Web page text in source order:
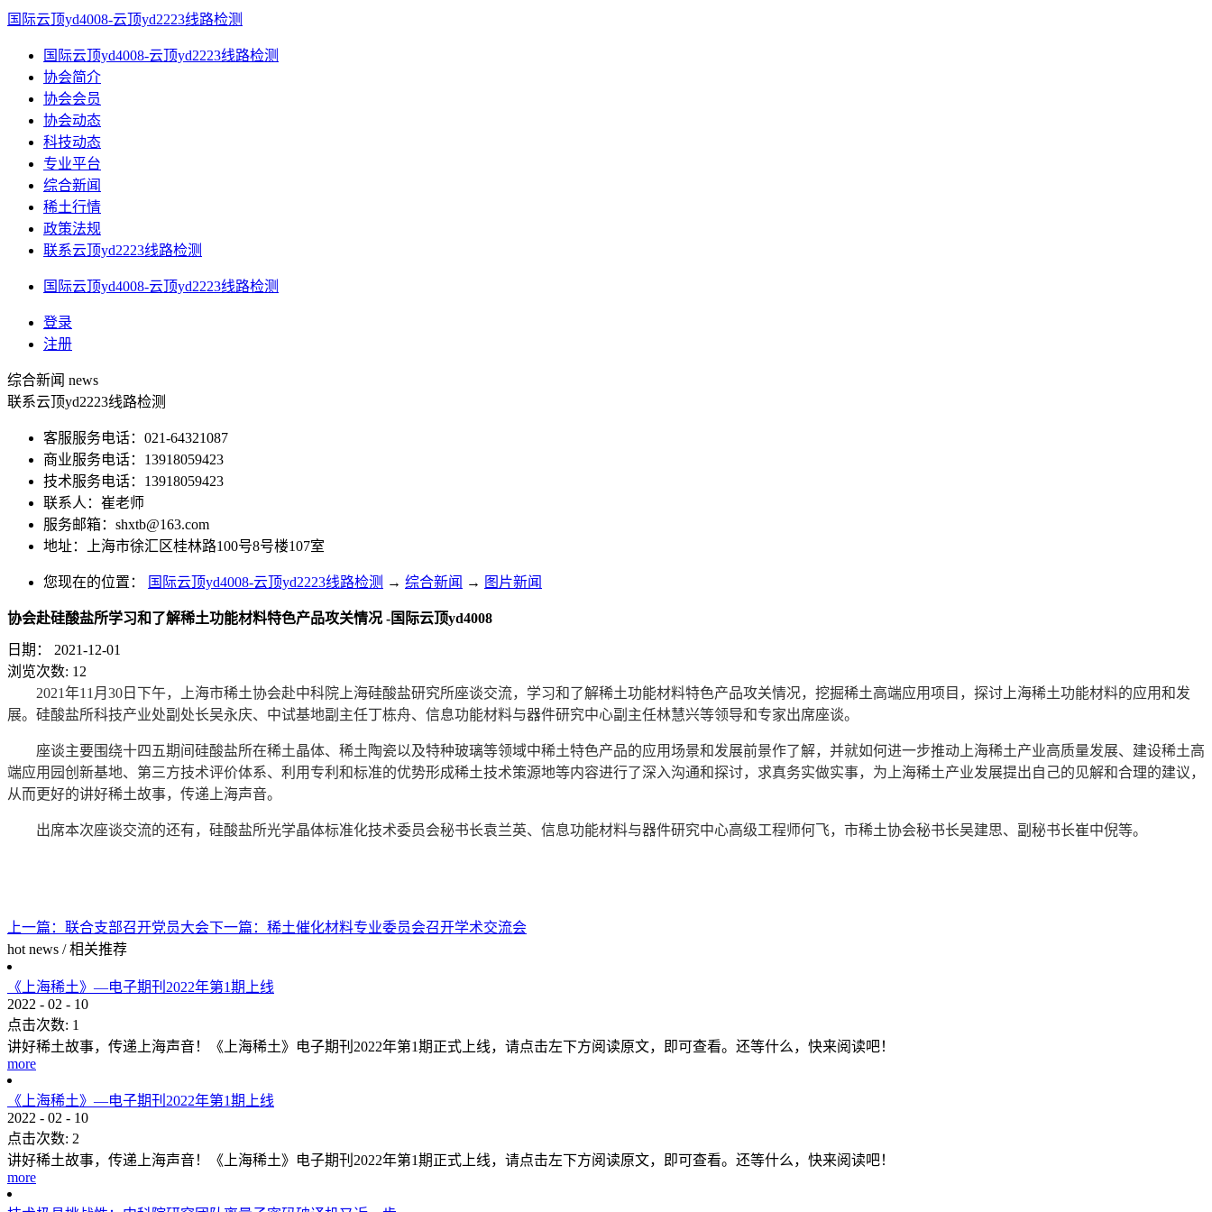
国际云顶yd4008-云顶yd2223线路检测
国际云顶yd4008-云顶yd2223线路检测
协会简介
协会会员
协会动态
科技动态
专业平台
综合新闻
稀土行情
政策法规
联系云顶yd2223线路检测
国际云顶yd4008-云顶yd2223线路检测
登录
注册
综合新闻 news
联系云顶yd2223线路检测
客服服务电话：021-64321087
商业服务电话：13918059423
技术服务电话：13918059423
联系人：崔老师
服务邮箱： shxtb@163.com
地址：上海市徐汇区桂林路100号8号楼107室
您现在的位置： 国际云顶yd4008-云顶yd2223线路检测 → 综合新闻 → 图片新闻
协会赴硅酸盐所学习和了解稀土功能材料特色产品攻关情况 -国际云顶yd4008
日期：
2021-12-01
浏览次数: 12
2021年11月30日下午，上海市稀土协会赴中科院上海硅酸盐研究所座谈交流，学习和了解稀土功能材料特色产品攻关情况，挖掘稀土高端应用项目，探讨上海稀土功能材料的应用和发
展。硅酸盐所科技产业处副处长吴永庆、中试基地副主任丁栋舟、信息功能材料与器件研究中心副主任林慧兴等领导和专家出席座谈。
座谈主要围绕十四五期间硅酸盐所在稀土晶体、稀土陶瓷以及特种玻璃等领域中稀土特色产品的应用场景和发展前景作了解，并就如何进一步推动上海稀土产业高质量发展、建设稀土高
端应用园创新基地、第三方技术评价体系、利用专利和标准的优势形成稀土技术策源地等内容进行了深入沟通和探讨，求真务实做实事，为上海稀土产业发展提出自己的见解和合理的建议，
从而更好的讲好稀土故事，传递上海声音。
出席本次座谈交流的还有，硅酸盐所光学晶体标准化技术委员会秘书长袁兰英、信息功能材料与器件研究中心高级工程师何飞，市稀土协会秘书长吴建思、副秘书长崔中倪等。
上一篇： 联合支部召开党员大会下一篇： 稀土催化材料专业委员会召开学术交流会
hot news / 相关推荐
《上海稀土》—电子期刊2022年第1期上线
2022 - 02 - 10
点击次数: 1
讲好稀土故事，传递上海声音！《上海稀土》电子期刊2022年第1期正式上线，请点击左下方阅读原文，即可查看。还等什么，快来阅读吧！
more
《上海稀土》—电子期刊2022年第1期上线
2022 - 02 - 10
点击次数: 2
讲好稀土故事，传递上海声音！《上海稀土》电子期刊2022年第1期正式上线，请点击左下方阅读原文，即可查看。还等什么，快来阅读吧！
more